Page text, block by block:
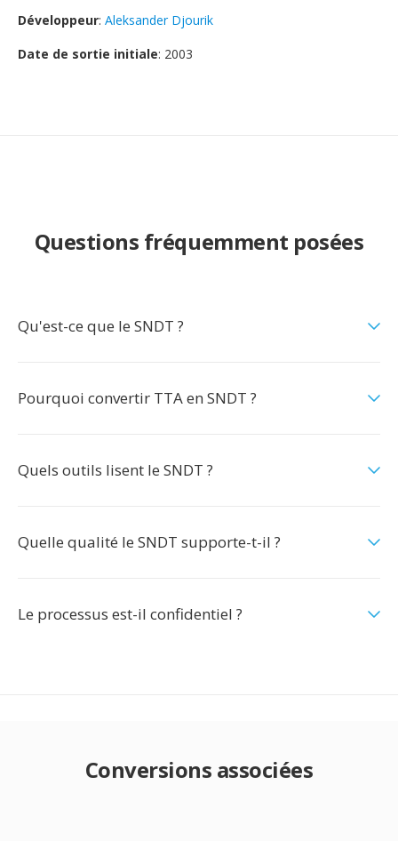
Développeur: Aleksander Djourik
Date de sortie initiale: 2003
Questions fréquemment posées
Qu'est-ce que le SNDT ?
Pourquoi convertir TTA en SNDT ?
Quels outils lisent le SNDT ?
Quelle qualité le SNDT supporte-t-il ?
Le processus est-il confidentiel ?
Conversions associées